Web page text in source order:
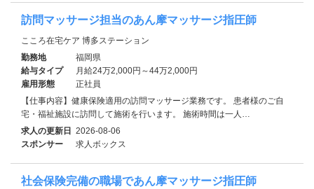
訪問マッサージ担当のあん摩マッサージ指圧師
こころ在宅ケア 博多ステーション
勤務地
福岡県
給与タイプ
月給24万2,000円～44万2,000円
雇用形態
正社員
【仕事内容】健康保険適用の訪問マッサージ業務です。 患者様のご自
宅・福祉施設に訪問して施術を行います。 施術時間は一人…
求人の更新日 2026-08-06
スポンサー
求人ボックス
社会保険完備の職場であん摩マッサージ指圧師